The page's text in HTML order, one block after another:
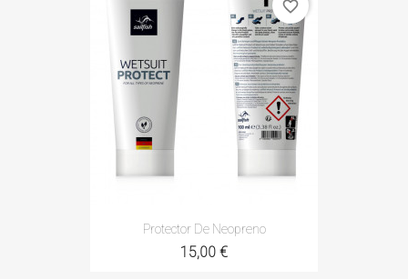
Protector De Neopreno
15,00 €
favorite_border